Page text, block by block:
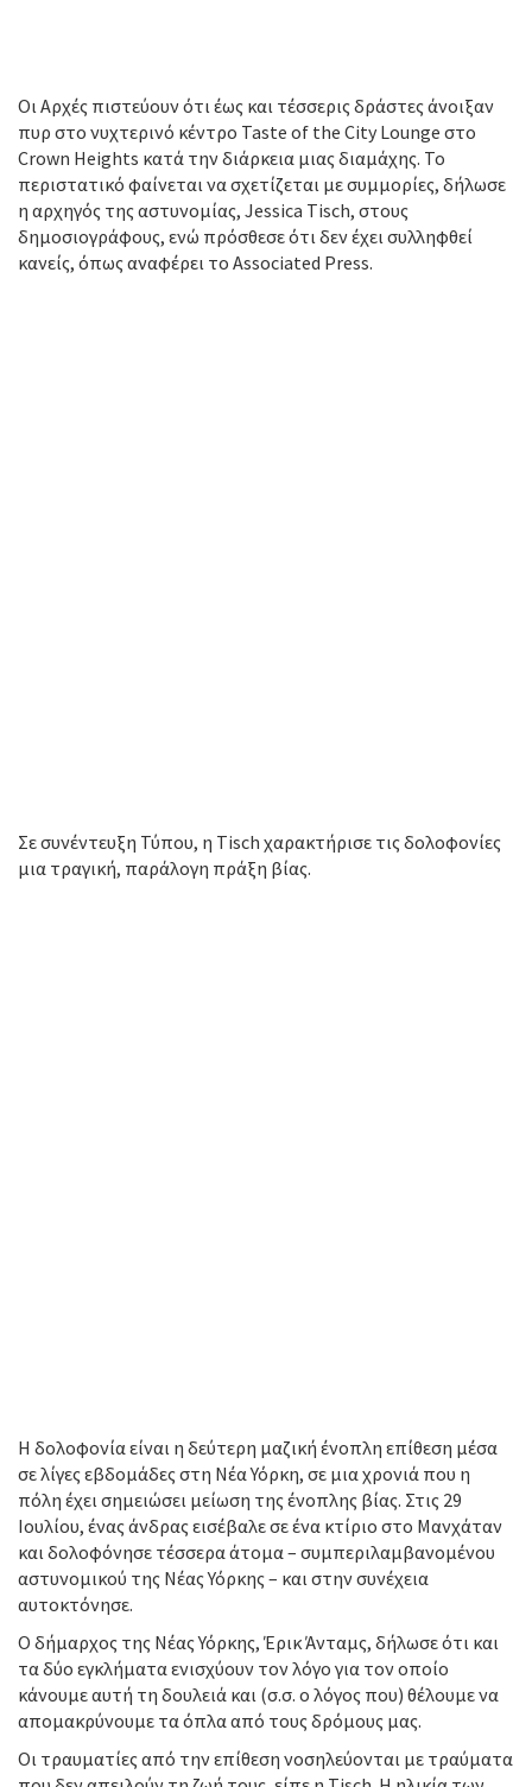
Οι Αρχές πιστεύουν ότι έως και τέσσερις δράστες άνοιξαν
πυρ στο νυχτερινό κέντρο Taste of the City Lounge στο
Crown Heights κατά την διάρκεια μιας διαμάχης. Το
περιστατικό φαίνεται να σχετίζεται με συμμορίες, δήλωσε
η αρχηγός της αστυνομίας, Jessica Tisch, στους
δημοσιογράφους, ενώ πρόσθεσε ότι δεν έχει συλληφθεί
κανείς, όπως αναφέρει το Associated Press.
Σε συνέντευξη Τύπου, η Tisch χαρακτήρισε τις δολοφονίες
μια τραγική, παράλογη πράξη βίας.
Η δολοφονία είναι η δεύτερη μαζική ένοπλη επίθεση μέσα
σε λίγες εβδομάδες στη Νέα Υόρκη, σε μια χρονιά που η
πόλη έχει σημειώσει μείωση της ένοπλης βίας. Στις 29
Ιουλίου, ένας άνδρας εισέβαλε σε ένα κτίριο στο Μανχάταν
και δολοφόνησε τέσσερα άτομα – συμπεριλαμβανομένου
αστυνομικού της Νέας Υόρκης – και στην συνέχεια
αυτοκτόνησε.
Ο δήμαρχος της Νέας Υόρκης, Έρικ Άνταμς, δήλωσε ότι και
τα δύο εγκλήματα ενισχύουν τον λόγο για τον οποίο
κάνουμε αυτή τη δουλειά και (σ.σ. ο λόγος που) θέλουμε να
απομακρύνουμε τα όπλα από τους δρόμους μας.
Οι τραυματίες από την επίθεση νοσηλεύονται με τραύματα